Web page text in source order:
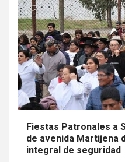
Fiestas Patronales a
de avenida Martijena
integral de seguridad